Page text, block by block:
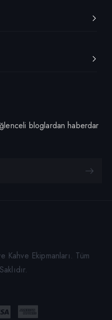
bloglardan haberdar
Kahve Ekipmanları. Tüm